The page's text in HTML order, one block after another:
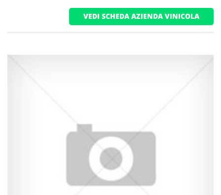
VEDI SCHEDA AZIENDA VINICOLA